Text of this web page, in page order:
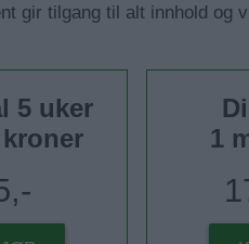
gir tilgang til alt innhold og
5 uker
1